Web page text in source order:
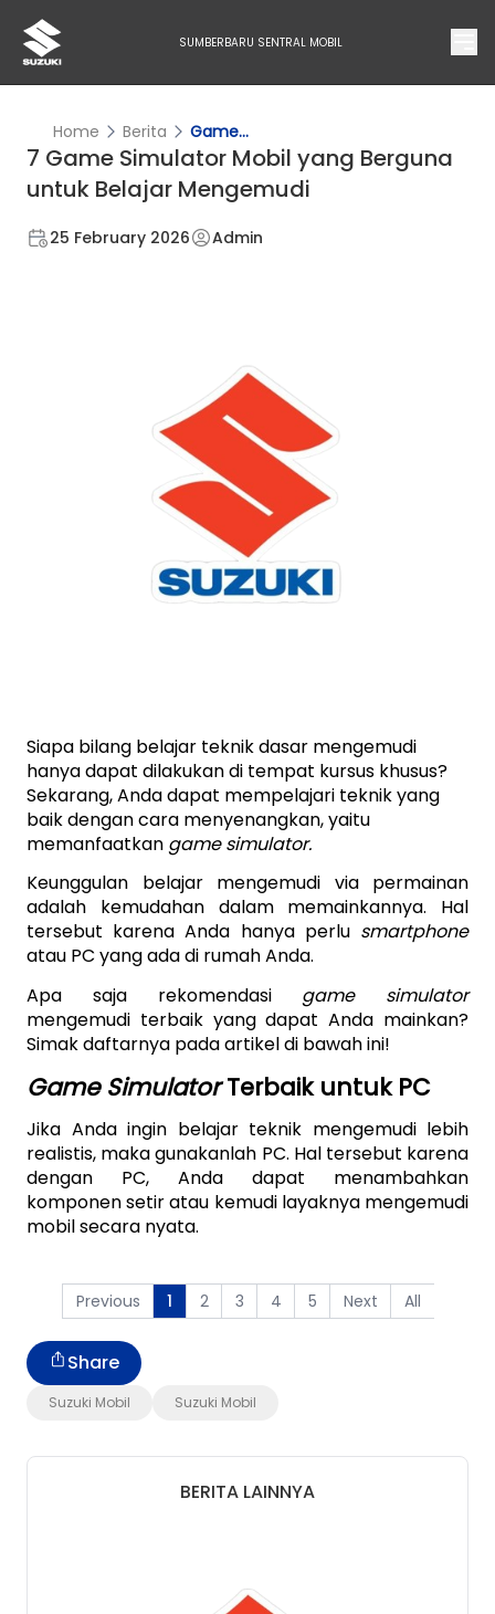
SUMBERBARU SENTRAL MOBIL
Home Berita Game...
7 Game Simulator Mobil yang Berguna
untuk Belajar Mengemudi
25 February 2026 Admin
Siapa bilang belajar teknik dasar mengemudi
hanya dapat dilakukan di tempat kursus khusus?
Sekarang, Anda dapat mempelajari teknik yang
baik dengan cara menyenangkan, yaitu
memanfaatkan game simulator.
Keunggulan belajar mengemudi via permainan
adalah kemudahan dalam memainkannya. Hal
tersebut karena Anda hanya perlu
smartphone
atau PC yang ada di rumah Anda.
Apa saja rekomendasi
game simulator
mengemudi terbaik yang dapat Anda mainkan?
Simak daftarnya pada artikel di bawah ini!
Game Simulator Terbaik untuk PC
Jika Anda ingin belajar teknik mengemudi lebih
realistis, maka gunakanlah PC. Hal tersebut karena
dengan PC, Anda dapat menambahkan
komponen setir atau kemudi layaknya mengemudi
mobil secara nyata.
Previous 1 2 3 4 5 Next All
Suzuki Mobil Suzuki Mobil
Share
BERITA LAINNYA